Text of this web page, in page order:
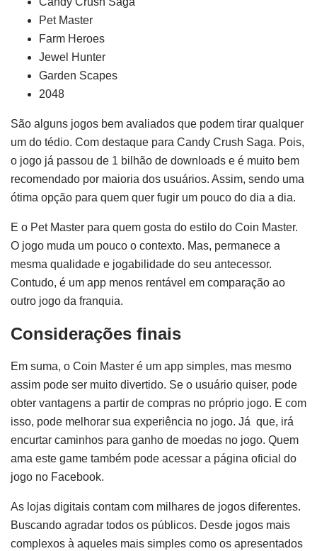
Pet Master
Farm Heroes
Jewel Hunter
Garden Scapes
2048
São alguns jogos bem avaliados que podem tirar qualquer
um do tédio. Com destaque para Candy Crush Saga. Pois,
o jogo já passou de 1 bilhão de downloads e é muito bem
recomendado por maioria dos usuários. Assim, sendo uma
ótima opção para quem quer fugir um pouco do dia a dia.
E o Pet Master para quem gosta do estilo do Coin Master.
O jogo muda um pouco o contexto. Mas, permanece a
mesma qualidade e jogabilidade do seu antecessor.
Contudo, é um app menos rentável em comparação ao
outro jogo da franquia.
Considerações finais
Em suma, o Coin Master é um app simples, mas mesmo
assim pode ser muito divertido. Se o usuário quiser, pode
obter vantagens a partir de compras no próprio jogo. E com
isso, pode melhorar sua experiência no jogo. Já que, irá
encurtar caminhos para ganho de moedas no jogo. Quem
ama este game também pode acessar a página oficial do
jogo no Facebook.
As lojas digitais contam com milhares de jogos diferentes.
Buscando agradar todos os públicos. Desde jogos mais
complexos à aqueles mais simples como os apresentados